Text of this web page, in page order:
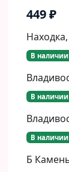
449 ₽
В наличии
В наличии
В наличии
Б